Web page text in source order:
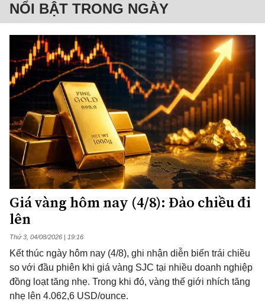
NỔI BẬT TRONG NGÀY
Giá vàng hôm nay (4/8): Đảo chiều đi
lên
Thứ 3, 04/08/2026 | 19:16
Kết thúc ngày hôm nay (4/8), ghi nhận diễn biến trái chiều
so với đầu phiên khi giá vàng SJC tại nhiều doanh nghiệp
đồng loạt tăng nhẹ. Trong khi đó, vàng thế giới nhích tăng
nhẹ lên 4.062,6 USD/ounce.